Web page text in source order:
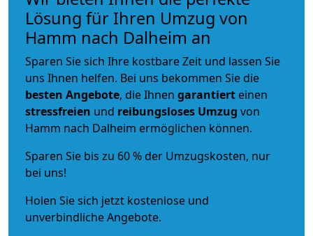
Lösung für Ihren Umzug von
Hamm nach Dalheim an
Sparen Sie sich Ihre kostbare Zeit und lassen Sie
uns Ihnen helfen. Bei uns bekommen Sie die
besten Angebote, die Ihnen garantiert einen
stressfreien und reibungsloses Umzug von
Hamm nach Dalheim ermöglichen können.
Sparen Sie bis zu 60 % der Umzugskosten, nur
bei uns!
Holen Sie sich jetzt kostenlose und
unverbindliche Angebote.